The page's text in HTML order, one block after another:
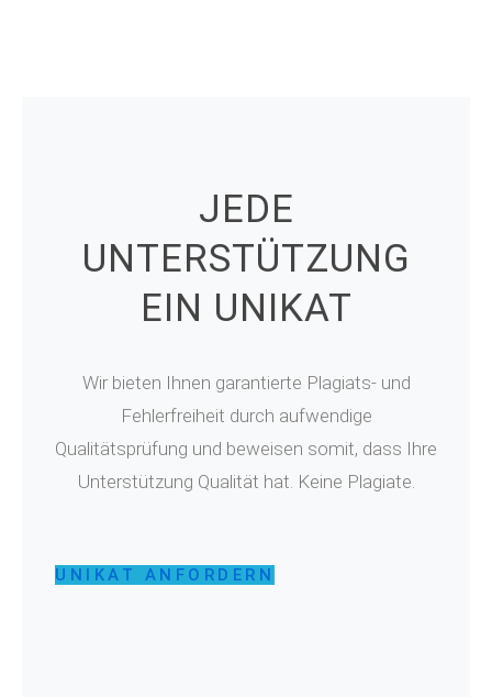
JEDE
UNTERSTÜTZUNG
EIN UNIKAT
Wir bieten Ihnen garantierte Plagiats- und
Fehlerfreiheit durch aufwendige
Qualitätsprüfung und beweisen somit, dass Ihre
Unterstützung Qualität hat. Keine Plagiate.
UNIKAT ANFORDERN